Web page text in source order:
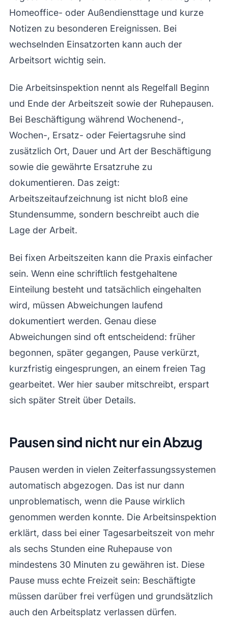
Homeoffice- oder Außendiensttage und kurze
Notizen zu besonderen Ereignissen. Bei
wechselnden Einsatzorten kann auch der
Arbeitsort wichtig sein.
Die Arbeitsinspektion nennt als Regelfall Beginn
und Ende der Arbeitszeit sowie der Ruhepausen.
Bei Beschäftigung während Wochenend-,
Wochen-, Ersatz- oder Feiertagsruhe sind
zusätzlich Ort, Dauer und Art der Beschäftigung
sowie die gewährte Ersatzruhe zu
dokumentieren. Das zeigt:
Arbeitszeitaufzeichnung ist nicht bloß eine
Stundensumme, sondern beschreibt auch die
Lage der Arbeit.
Bei fixen Arbeitszeiten kann die Praxis einfacher
sein. Wenn eine schriftlich festgehaltene
Einteilung besteht und tatsächlich eingehalten
wird, müssen Abweichungen laufend
dokumentiert werden. Genau diese
Abweichungen sind oft entscheidend: früher
begonnen, später gegangen, Pause verkürzt,
kurzfristig eingesprungen, an einem freien Tag
gearbeitet. Wer hier sauber mitschreibt, erspart
sich später Streit über Details.
Pausen sind nicht nur ein Abzug
Pausen werden in vielen Zeiterfassungssystemen
automatisch abgezogen. Das ist nur dann
unproblematisch, wenn die Pause wirklich
genommen werden konnte. Die Arbeitsinspektion
erklärt, dass bei einer Tagesarbeitszeit von mehr
als sechs Stunden eine Ruhepause von
mindestens 30 Minuten zu gewähren ist. Diese
Pause muss echte Freizeit sein: Beschäftigte
müssen darüber frei verfügen und grundsätzlich
auch den Arbeitsplatz verlassen dürfen.